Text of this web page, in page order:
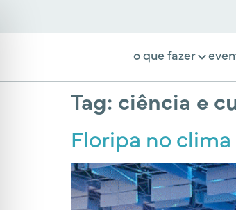
o que fazer
Tag: ciência e
Floripa no